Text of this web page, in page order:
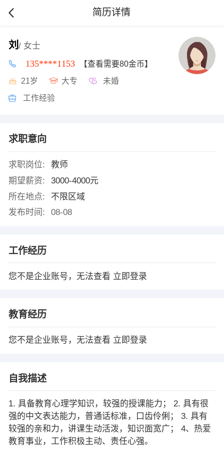
简历详情
刘 / 女士
135****1153 【查看需要80金币】
21岁 大专 未婚
工作经验
求职意向
求职岗位:
教师
期望薪资:
3000-4000元
所在地点:
不限区域
发布时间:
08-08
工作经历
您不是企业账号，无法查看 立即登录
教育经历
您不是企业账号，无法查看 立即登录
自我描述
1. 具备教育心理学知识，较强的授课能力； 2. 具有很
强的中文表达能力，普通话标准，口齿伶俐； 3. 具有
较强的亲和力，讲课生动活泼，知识面宽广； 4、热爱
教育事业，工作积极主动、责任心强。